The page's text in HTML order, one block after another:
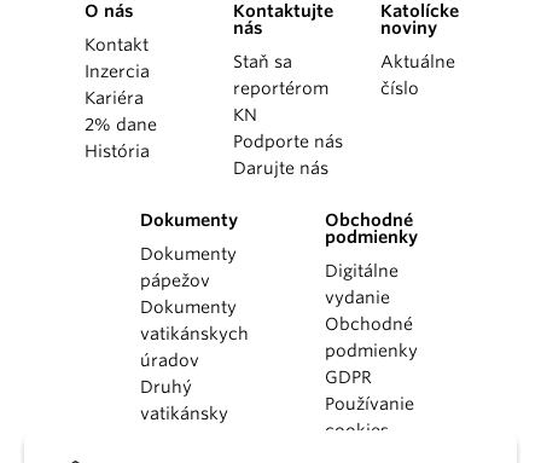
O nás
Kontakt
Inzercia
Kariéra
2% dane
História
Kontaktujte
nás
Staň sa
reportérom
KN
Podporte nás
Darujte nás
Katolícke
noviny
Aktuálne
číslo
Dokumenty
Dokumenty
pápežov
Dokumenty
vatikánskych
úradov
Druhý
vatikánsky
Obchodné
podmienky
Digitálne
vydanie
Obchodné
podmienky
GDPR
Používanie
cookies